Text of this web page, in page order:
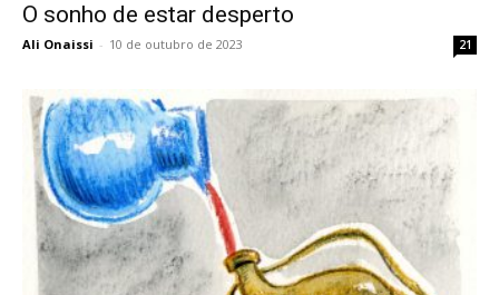
O sonho de estar desperto
Ali Onaissi - 10 de outubro de 2023 21